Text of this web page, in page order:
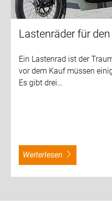
Lastenräder für
Ein Lastenrad ist der
vor dem Kauf müssen
Es gibt drei…
weiterlesen